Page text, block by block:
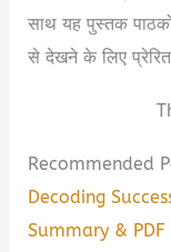
साथ यह पुस्तक
से देखने के लिए
Recommended
Decoding
Summary &